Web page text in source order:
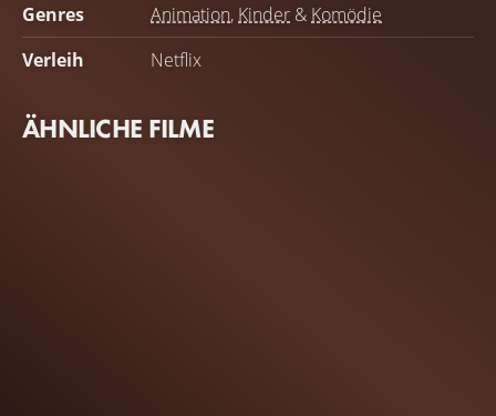
Genres Animation, Kinder & Komödie
Verleih
Netflix
ÄHNLICHE FILME